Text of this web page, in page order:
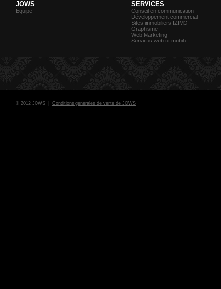
JOWS
Equipe
SERVICES
Conseil en communication
Développement commercial
Sites immobiliers IZIMO
Graphisme
Web Marketing
Services web et mobile
© 2012 JOWS | Conditions générales de vente de JOWS